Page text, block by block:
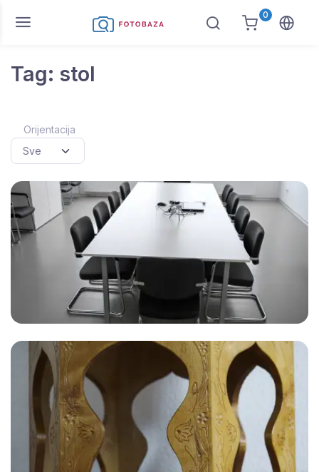
0
Tag: stol
Orijentacija